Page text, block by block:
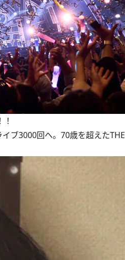
ブ3000回へ。70歳を超えたTHE